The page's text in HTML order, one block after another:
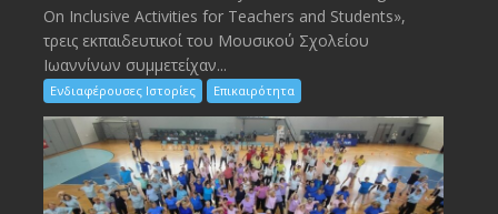
On Inclusive Activities for Teachers and Students»,
τρεις εκπαιδευτικοί του Μουσικού Σχολείου
Ιωαννίνων συμμετείχαν...
Ενδιαφέρουσες Ιστορίες Επικαιρότητα